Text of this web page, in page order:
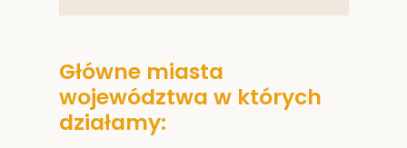
Główne miasta
województwa w których
działamy: